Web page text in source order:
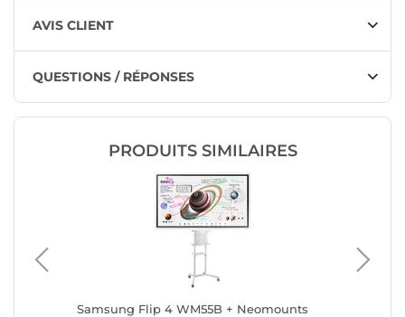
AVIS CLIENT
QUESTIONS / RÉPONSES
PRODUITS SIMILAIRES
Samsung Flip 4 WM55B + Neomounts